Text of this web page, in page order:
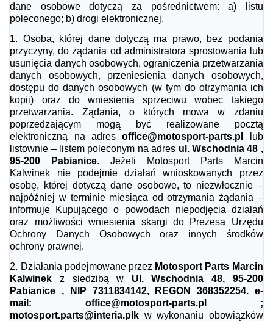
dane osobowe dotyczą za pośrednictwem:
a) listu
poleconego; b) drogi elektronicznej.
1. Osoba, której dane dotyczą ma prawo, bez podania
przyczyny, do żądania od administratora sprostowania lub
usunięcia danych osobowych, ograniczenia przetwarzania
danych osobowych, przeniesienia danych osobowych,
dostępu do danych osobowych (w tym do otrzymania ich
kopii) oraz do wniesienia sprzeciwu wobec takiego
przetwarzania. Żądania, o których mowa w zdaniu
poprzedzającym mogą być realizowane pocztą
elektroniczną na adresoffice@motosport-parts.pl
lub
listownie – listem poleconym na adres ul. Wschodnia 48 ,
95-200 Pabianice. Jeżeli Motosport Parts Marcin
Kalwinek nie podejmie działań wnioskowanych przez
osobę, której dotyczą dane osobowe, to niezwłocznie –
najpóźniej w terminie miesiąca od otrzymania żądania –
informuje Kupującego o powodach niepodjęcia działań
oraz możliwości wniesienia skargi do Prezesa Urzędu
Ochrony Danych Osobowych oraz innych środków
ochrony prawnej.
2. Działania podejmowane przez Motosport Parts Marcin
Kalwinek z siedzibą w Ul. Wschodnia 48, 95-200
Pabianice , NIP 7311834142, REGON 368352254. e-
mail: office@motosport-parts.pl ;
motosport.parts@interia.pl k w wykonaniu obowiązków